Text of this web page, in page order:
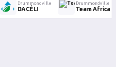
Drummondville
DACÉLI
Drummondville
Team Africa